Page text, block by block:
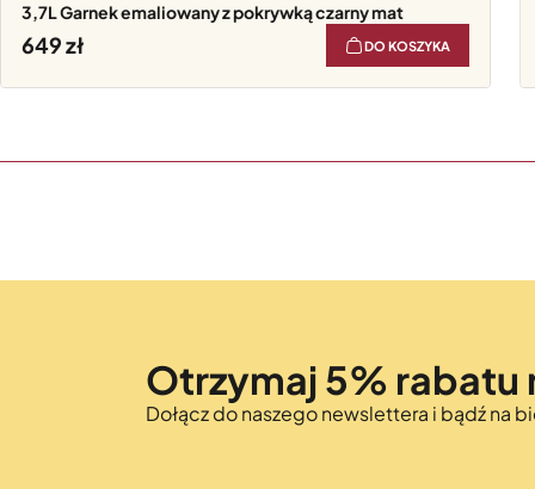
3,7L Garnek emaliowany z pokrywką czarny mat
649 DO KOSZYKA
Otrzymaj 5% rabatu
Dołącz do naszego newslettera i bądź na